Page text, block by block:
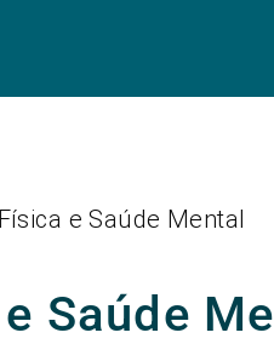
e Saúde Mental
Saúde